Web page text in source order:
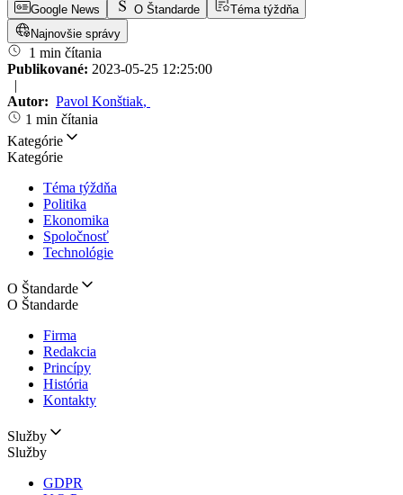
Google News O Štandarde
Téma týždňa
Najnovšie správy
1 min čítania
Publikované: 2023-05-25 12:25:00
|
Autor: Pavol Konštiak,
1 min čítania
Kategórie
Kategórie
Téma týždňa
Politika
Ekonomika
Spoločnosť
Technológie
O Štandarde
O Štandarde
Firma
Redakcia
Princípy
História
Kontakty
Služby
Služby
GDPR